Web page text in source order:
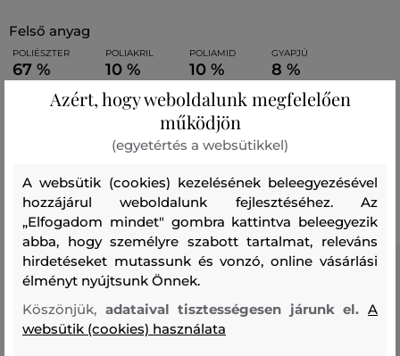
felső anyag
POLIÉSZTER
67 %
POLIAKRIL
10 %
POLIAMID
10 %
GYAPJÚ
8 %
ELASZTÁN
Ajánlott termékek
Azért, hogy weboldalunk megfelelően
működjön
(egyetértés a websütikkel)
A websütik (cookies) kezelésének beleegyezésével
hozzájárul weboldalunk fejlesztéséhez. Az
„Elfogadom mindet" gombra kattintva beleegyezik
abba, hogy személyre szabott tartalmat, releváns
hirdetéseket mutassunk és vonzó, online vásárlási
élményt nyújtsunk Önnek.
Köszönjük, adataival tisztességesen járunk el.A
websütik (cookies) használata